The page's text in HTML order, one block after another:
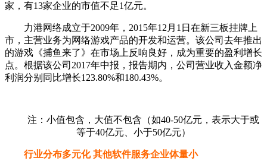
家，有13家企业的市值不足1亿元。
力港网络成立于2009年，2015年12月1日在新三板挂牌上
市，主营业务为网络游戏产品的开发和运营。该公司去年推出
的游戏《捕鱼来了》在市场上反响良好，成为重要的盈利增长
点。根据该公司2017年中报，报告期内，公司营业收入金额净
利润分别同比增长123.80%和180.43%。
注：小值包含，大值不包含（如40-50亿元，表示大于或
等于40亿元、小于50亿元）
行业分布多元化 其他软件服务企业体量小